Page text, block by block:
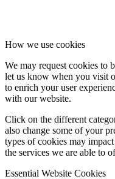
How we use cookies
We may request cookies to
let us know when you visit
to enrich your user
with our website.
Click on the different
also change some of your
types of cookies may
the services we are able to
Essential Website Cookies